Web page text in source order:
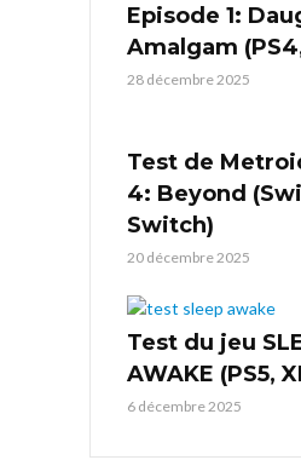
Episode 1:
Amalgam
28 décembre 2025
Test de
4: Beyond
Switch)
20 décembre 2025
Test du jeu
AWAKE (PS5,
6 décembre 2025